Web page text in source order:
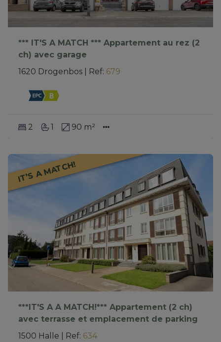
*** IT'S A MATCH *** Appartement au rez (2
ch) avec garage
1620 Drogenbos
Ref: 679
2 1 90 m²
IT’S A MATCH!
***IT'S A A MATCH!*** Appartement (2 ch)
avec terrasse et emplacement de parking
1500 Halle
Ref: 634